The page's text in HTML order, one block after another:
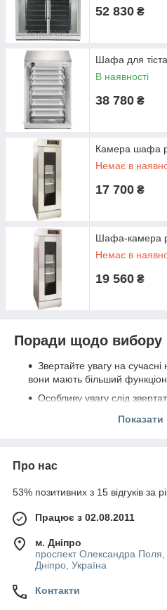
52 830 ₴
Шафа для
В наявності
38 780 ₴
Камера шафа
Немає в
17 700 ₴
Шафа-камера
Немає в
19 560 ₴
Поради щодо вибору
Звертайте увагу на
вони мають більший
Особливу увагу слід
Необхідно розраховувати
рішення придбати
духового або жарочного
випікатися продукція.
підбирайте його так, щоб
автоматизувати процес
виробів по максимуму.
звертайте увагу на
Показати
Про нас
53% позитивних з 15 відгуків за
Працює з 02.08.2011
м. Дніпро
проспект Олександра
Дніпро, Україна
Контакти